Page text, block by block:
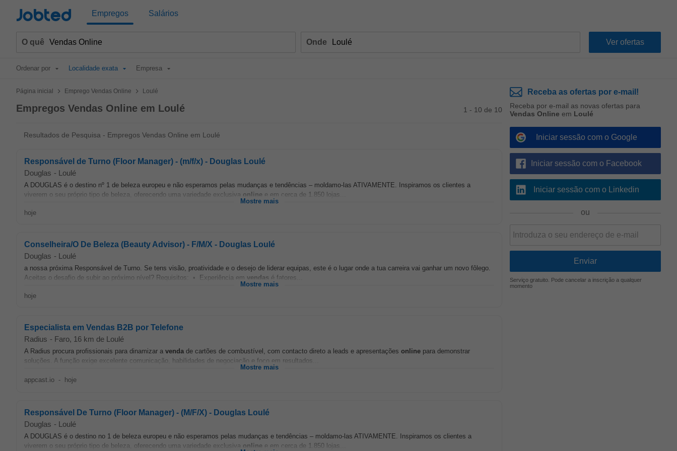
Jobted Empregos Salários
O quê Onde
Ordenar por Localidade exata Empresa
Página inicial > Emprego Vendas Online > Loulé
Empregos Vendas Online em Loulé 1 - 10 de 10
Resultados de Pesquisa - Empregos Vendas Online em Loulé
Responsável de Turno (Floor Manager) - (m/f/x) - Douglas Loulé
Douglas - Loulé
A DOUGLAS é o destino nº 1 de beleza europeu e não esperamos pelas mudanças e tendências – moldamo-las ATIVAMENTE. Inspiramos os clientes a
viverem o seu próprio tipo de beleza, oferecendo uma variedade exclusiva online e em cerca de 1.850 lojas...
Mostre mais
hoje
Conselheira/O De Beleza (Beauty Advisor) - F/M/X - Douglas Loulé
Douglas - Loulé
a nossa próxima Responsável de Turno. Se tens visão, proatividade e o desejo de liderar equipas, este é o lugar onde a tua carreira vai ganhar um novo fôlego.
Aceitas o desafio de subir ao próximo nível? Requisitos: • Experiência em vendas é fatores...
Mostre mais
hoje
Especialista em Vendas B2B por Telefone
Radius - Faro, 16 km de Loulé
A Radius procura profissionais para dinamizar a venda de cartões de combustível, com contacto direto a leads e apresentações online para demonstrar
soluções. A função exige excelente comunicação, habilidades de negociação e foco em resultados...
Mostre mais
appcast.io - hoje
Responsável De Turno (Floor Manager) - (M/F/X) - Douglas Loulé
Douglas - Loulé
A DOUGLAS é o destino no 1 de beleza europeu e não esperamos pelas mudanças e tendências – moldamo-las ATIVAMENTE. Inspiramos os clientes a
viverem o seu próprio tipo de beleza, oferecendo uma variedade exclusiva online e em cerca de 1.850 lojas...
Receba as ofertas por e-mail!
Receba por e-mail as novas ofertas para
Vendas Online em Loulé
Iniciar sessão com o Google
Iniciar sessão com o Facebook
Iniciar sessão com o Linkedin
ou
Serviço gratuito. Pode cancelar a inscrição a qualquer
momento